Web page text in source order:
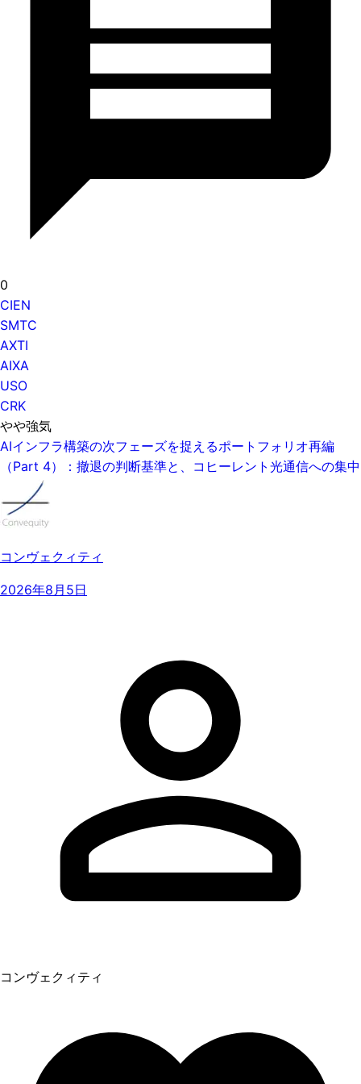
0
CIEN
SMTC
AXTI
AIXA
USO
CRK
やや強気
AIインフラ構築の次フェーズを捉えるポートフォリオ再編
（Part 4）：撤退の判断基準と、コヒーレント光通信への集中
コンヴェクィティ
2026年8月5日
コンヴェクィティ